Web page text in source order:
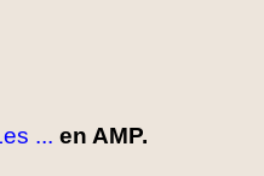
... en AMP.